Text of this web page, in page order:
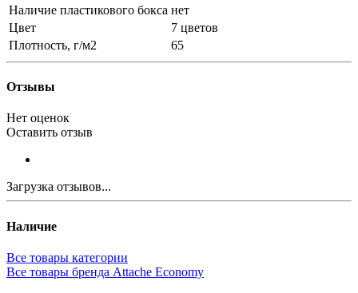
Наличие пластикового бокса нет
Цвет
7 цветов
Плотность, г/м2
65
Отзывы
Нет оценок
Оставить отзыв
Загрузка отзывов...
Наличие
Все товары категории
Все товары бренда Attache Economy